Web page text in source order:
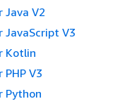
Java V2
JavaScript V3
Kotlin
PHP V3
Python